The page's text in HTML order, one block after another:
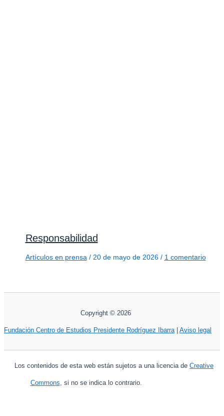
Responsabilidad
Artículos en prensa / 20 de mayo de 2026 / 1 comentario
Copyright © 2026
Fundación Centro de Estudios Presidente Rodríguez Ibarra| Aviso legal
Los contenidos de esta web están sujetos a una licencia de Creative
Commons, si no se indica lo contrario.